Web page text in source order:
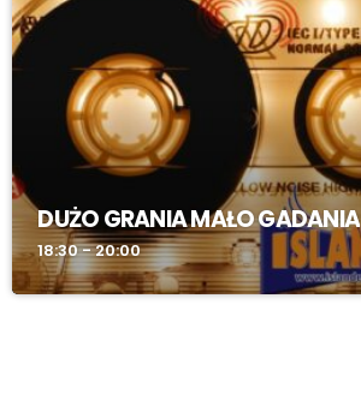
DUŻO GRANIA MAŁO GADANIA
18:30 - 20:00